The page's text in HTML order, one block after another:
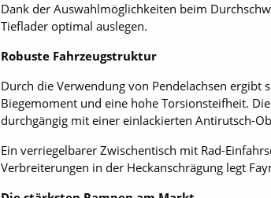
Dank der Auswahlmöglichkeiten beim
Tieflader optimal auslegen.
Robuste Fahrzeugstruktur
Durch die Verwendung von Pendelachsen
Biegemoment und eine hohe Torsionsteifheit.
durchgängig mit einer einlackierten Antirutsch-
Ein verriegelbarer Zwischentisch mit Rad-
Verbreiterungen in der Heckanschrägung legt